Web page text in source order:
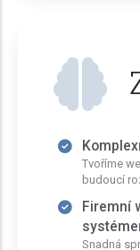
Tvoříme
budoucí
Firemní
Snadná